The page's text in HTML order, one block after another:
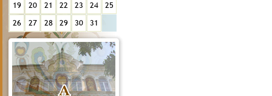
19
20 21 22 23 24
25
26
27 28 29 30 31